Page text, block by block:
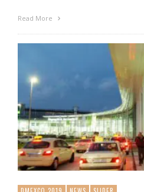
Read More